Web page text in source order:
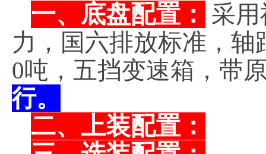
一、底盘配置：
采
力，国六排放标准，轴
0吨，五挡变速箱，带
行。
二、上装配置：